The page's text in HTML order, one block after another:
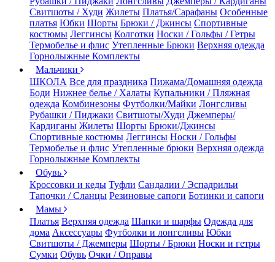
Свитшоты / Худи Жилеты Платья/Сарафаны Особенные
платья Юбки Шорты Брюки / Джинсы Спортивные
костюмы Леггинсы Колготки Носки / Гольфы / Гетры
Термобелье и флис Утепленные Брюки Верхняя одежда
Горнолыжные Комплекты
Мальчики
ШКОЛА Все для праздника Пижама/Домашняя одежда
Боди Нижнее белье / Халаты Купальники / Пляжная
одежда Комбинезоны Футболки/Майки Лонгсливы
Рубашки / Пиджаки Свитшоты/Худи Джемперы/
Кардиганы Жилеты Шорты Брюки/Джинсы
Спортивные костюмы Леггинсы Носки / Гольфы
Термобелье и флис Утепленные брюки Верхняя одежда
Горнолыжные Комплекты
Обувь
Кроссовки и кеды Туфли Сандалии / Эспадрильи
Тапочки / Сланцы Резиновые сапоги Ботинки и сапоги
Мамы
Платья Верхняя одежда Шапки и шарфы Одежда для
дома Аксессуары Футболки и лонгсливы Юбки
Свитшоты / Джемперы Шорты / Брюки Носки и гетры
Сумки Обувь Очки / Оправы